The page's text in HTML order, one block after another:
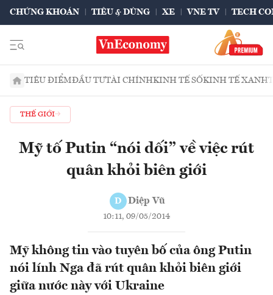
CHỨNG KHOÁN TIÊU & DÙNG XE VNE TV TECH
TIÊU ĐIỂMĐẦU TƯTÀI CHÍNHKINH TẾ SỐKINH TẾ XANH
THẾ GIỚI
Mỹ tố Putin “nói dối” về việc rút
quân khỏi biên giới
D Diệp Vũ
10:11, 09/05/2014
Mỹ không tin vào tuyên bố của ông Putin
nói lính Nga đã rút quân khỏi biên giới
giữa nước này với Ukraine